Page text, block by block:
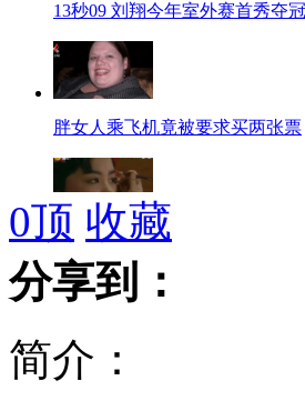
13秒09 刘翔今年室外赛首秀夺冠
胖女人乘飞机竟被要求买两张票
王菲周迅青涩时 女星变化大
跑车男乱扔垃圾 当街殴打环卫女
0顶 收藏
分享到：
简介：